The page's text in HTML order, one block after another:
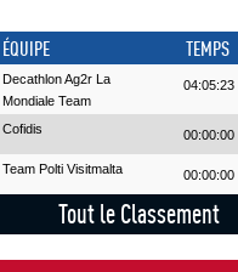
ÉQUIPE TEMPS
04:05:23
Decathlon Ag2r La
Mondiale Team
00:00:00
Cofidis
00:00:00
Team Polti Visitmalta
Tout le Classement